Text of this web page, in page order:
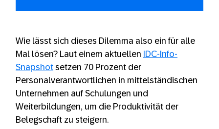
Wie lässt sich dieses Dilemma also ein für alle
Mal lösen? Laut einem aktuellen IDC-Info-
Snapshot setzen 70 Prozent der
Personalverantwortlichen in mittelständischen
Unternehmen auf Schulungen und
Weiterbildungen, um die Produktivität der
Belegschaft zu steigern.